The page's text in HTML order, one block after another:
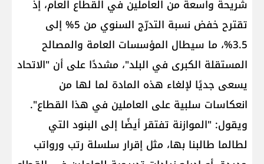
شريحة واسعة من العاملين في القطاع العام، إذ
تقترح خفض نسبة التدرّج السنوي من 5% إلى
3.5%، ما سيطال المؤسسات العامة والمصالح
المستقلة الكبرى في البلد"، مشددًا على أن "الاتحاد
يسعى جديًا لإلغاء هذه المادة لما لها من
انعكاسات سلبية على العاملين في هذا القطاع".
ويقول: "الموازنة تفتقر أيضًا إلى البنود التي
لطالما طالبنا بها، مثل إقرار سلسلة رتب ورواتب